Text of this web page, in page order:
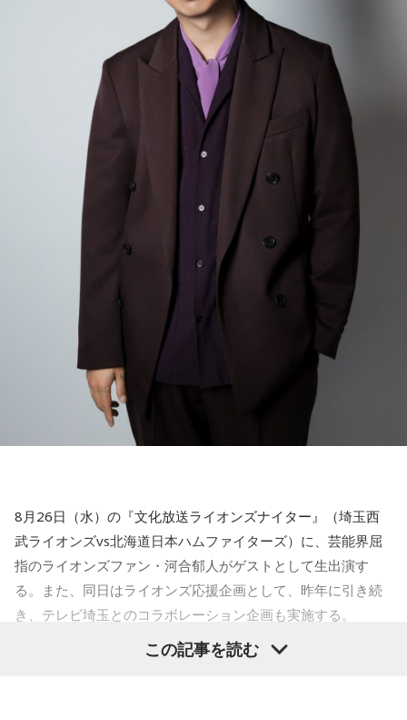
8月26日（水）の『文化放送ライオンズナイター』（埼玉西
武ライオンズvs北海道日本ハムファイターズ）に、芸能界屈
指のライオンズファン・河合郁人がゲストとして生出演す
る。また、同日はライオンズ応援企画として、昨年に引き続
き、テレビ埼玉とのコラボレーション企画も実施する。
埼玉に根差し、ライオンズを応援する文化放送。このたび、
この記事を読む